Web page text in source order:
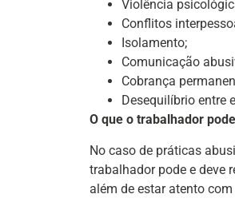
Violência
Conflitos
Isolamento;
Comunicação
Cobrança
Desequilíbrio entre
O que o trabalhador
No caso de práticas
trabalhador pode e deve
além de estar atento